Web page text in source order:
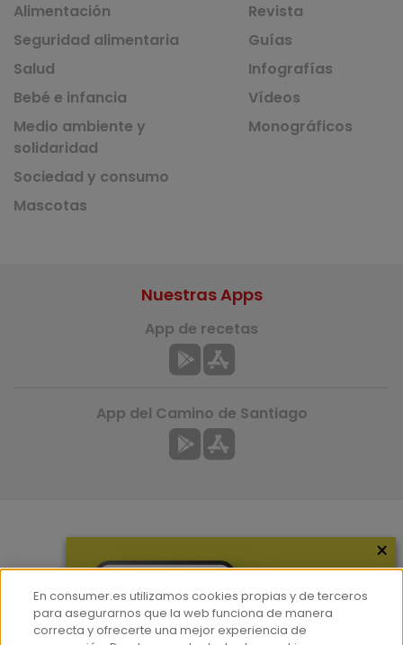
Alimentación
Seguridad alimentaria
Salud
Bebé e infancia
Medio ambiente y
solidaridad
Sociedad y consumo
Mascotas
Revista
Guías
Infografías
Vídeos
Monográficos
Hemeroteca
Contacto
Nuestras Apps
App de recetas
App del Camino de Santiago
×
En consumer.es utilizamos cookies propias y de terceros
para asegurarnos que la web funciona de manera
correcta y ofrecerte una mejor experiencia de